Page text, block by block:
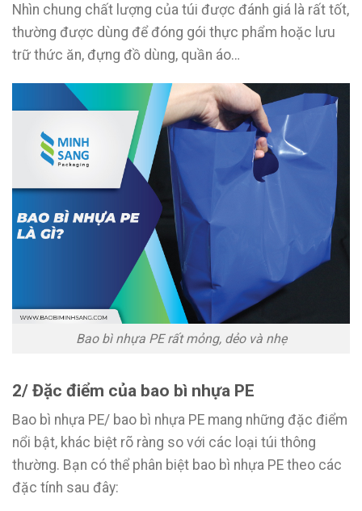
Nhìn chung chất lượng của túi được đánh giá là rất tốt,
thường được dùng để đóng gói thực phẩm hoặc lưu
trữ thức ăn, đựng đồ dùng, quần áo…
Bao bì nhựa PE rất mỏng, dẻo và nhẹ
2/ Đặc điểm của bao bì nhựa PE
Bao bì nhựa PE/ bao bì nhựa PE mang những đặc điểm
nổi bật, khác biệt rõ ràng so với các loại túi thông
thường. Bạn có thể phân biệt bao bì nhựa PE theo các
đặc tính sau đây: